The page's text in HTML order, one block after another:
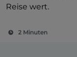
Reise wert.
2 Minuten